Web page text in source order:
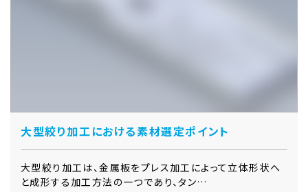
大型絞り加工における素材選定ポイント
大型絞り加工は、金属板をプレス加工によって立体形状へ
と成形する加工方法の一つであり、タン…